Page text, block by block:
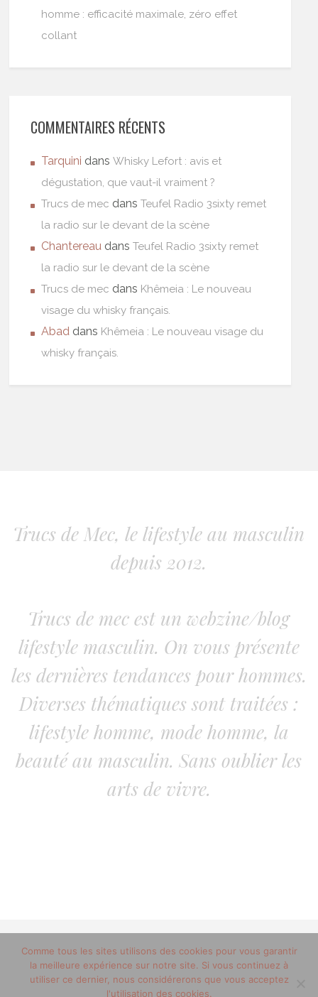
homme : efficacité maximale, zéro effet
collant
COMMENTAIRES RÉCENTS
Tarquini dansWhisky Lefort : avis et
dégustation, que vaut-il vraiment ?
Trucs de mec dansTeufel Radio 3sixty remet
la radio sur le devant de la scène
Chantereau dansTeufel Radio 3sixty remet
la radio sur le devant de la scène
Trucs de mec dans Khêmeia : Le nouveau
visage du whisky français.
Abad dans Khêmeia : Le nouveau visage du
whisky français.
Trucs de Mec, le lifestyle au masculin
depuis 2012.
Trucs de mec est un webzine/blog
lifestyle masculin. On vous présente
les dernières tendances pour hommes.
Diverses thématiques sont traitées :
lifestyle homme, mode homme, la
beauté au masculin. Sans oublier les
arts de vivre.
© 2012-2020 copyright trucsdemec.fr - blog lifestyle
masculin/Tous droits réservés
Mentions Légales
Comme tous les sites utilisons des cookies pour vous garantir
la meilleure expérience sur notre site. Si vous continuez à
utiliser ce dernier, nous considérerons que vous acceptez
l'utilisation des cookies.